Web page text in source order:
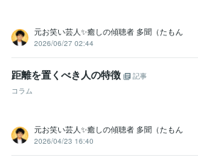
ケアマネジャー（介護支援専門員） 取得年
ビジネス・クリエイティブツール
Excel:10年Google スプレッドシート:10年
Word:10年
その他ツール
話を聞く才能:99年
元お笑い芸人✨癒しの傾聴者 多聞（たもん
2026/06/27 02:44
距離を置くべき人の特徴
記事
コラム
元お笑い芸人✨癒しの傾聴者 多聞（たもん
2026/04/23 16:40